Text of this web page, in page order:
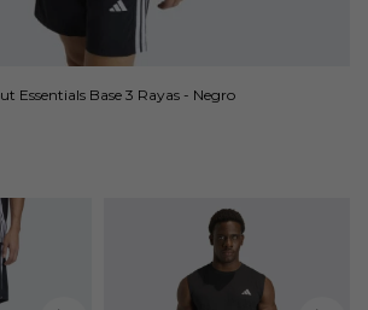
Essentials Base 3 Rayas - Negro